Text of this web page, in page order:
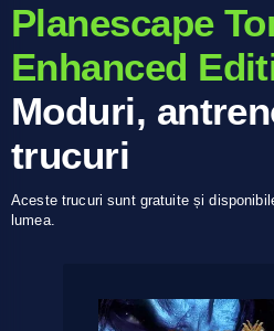
Planescape
Enhanced
Moduri,
trucuri
Aceste trucuri sunt gratuite și
lumea.